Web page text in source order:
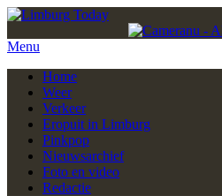
Menu
Home
Weer
Verkeer
Eropuit in Limburg
Pinkpop
Nieuwsarchief
Foto en video
Redactie